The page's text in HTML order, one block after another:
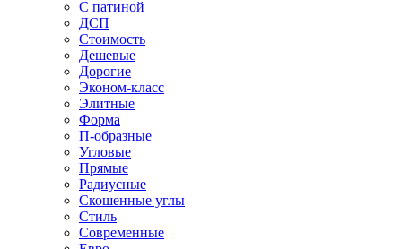
С патиной
ДСП
Стоимость
Дешевые
Дорогие
Эконом-класс
Элитные
Форма
П-образные
Угловые
Прямые
Радиусные
Скошенные углы
Стиль
Современные